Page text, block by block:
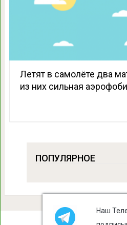
Летят в самолёте два
из них сильная
ПОПУЛЯРНОЕ
Наш